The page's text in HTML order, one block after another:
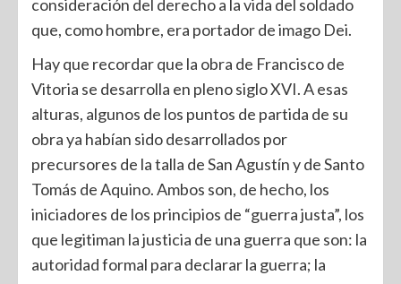
consideración del derecho a la vida del soldado
que, como hombre, era portador de imago Dei.
Hay que recordar que la obra de Francisco de
Vitoria se desarrolla en pleno siglo XVI. A esas
alturas, algunos de los puntos de partida de su
obra ya habían sido desarrollados por
precursores de la talla de San Agustín y de Santo
Tomás de Aquino. Ambos son, de hecho, los
iniciadores de los principios de “guerra justa”, los
que legitiman la justicia de una guerra que son: la
autoridad formal para declarar la guerra; la